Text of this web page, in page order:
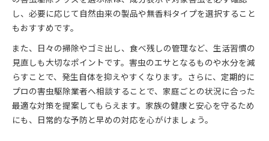
し、必要に応じて自然由来の製品や無香料タイプを選択すること
もおすすめです。
また、日々の掃除やゴミ出し、食べ残しの管理など、生活習慣の
見直しも大切なポイントです。害虫のエサとなるものや水分を減
らすことで、発生自体を抑えやすくなります。さらに、定期的に
プロの害虫駆除業者へ相談することで、家庭ごとの状況に合った
最適な対策を提案してもらえます。家族の健康と安心を守るため
にも、日常的な予防と早めの対応を心がけましょう。